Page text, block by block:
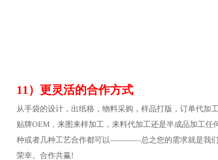
11）更灵活的合作方式
从手袋的设计，出纸格，物料采购，样品打版，订单代加
贴牌OEM，来图来样加工，来料代加工还是半成品加工任
种或者几种工艺合作都可以————总之您的需求就是我
荣幸。合作共赢!